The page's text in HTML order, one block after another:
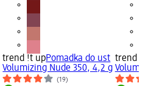
trend !t upPomadka do ust
Volumizing Nude 350, 4,2 g
(19)
trend !t